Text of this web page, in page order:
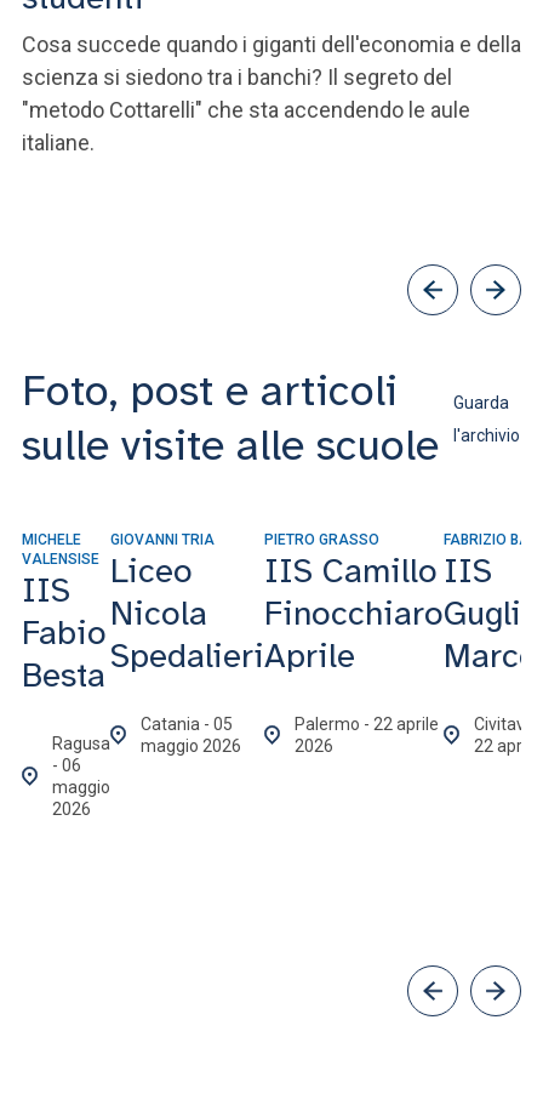
Cosa succede quando i giganti dell'economia e della
scienza si siedono tra i banchi? Il segreto del
"metodo Cottarelli" che sta accendendo le aule
italiane.
Foto, post e articoli
sulle visite alle scuole
Guarda
l'archivio
MICHELE
VALENSISE
IIS
Fabio
Besta
Ragusa
- 06
maggio
2026
GIOVANNI TRIA
Liceo
Nicola
Spedalieri
Catania - 05
maggio 2026
PIETRO GRASSO
IIS Camillo
Finocchiaro
Aprile
Palermo - 22 aprile
2026
FABRIZIO
IIS
22